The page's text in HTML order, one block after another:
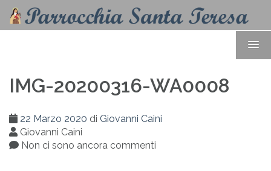
IMG-20200316-WA0008
22 Marzo 2020 di Giovanni Caini
Giovanni Caini
Non ci sono ancora commenti